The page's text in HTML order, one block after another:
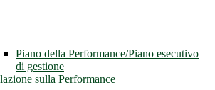
Piano della Performance/Piano esecutivo
di gestione
sulla Performance